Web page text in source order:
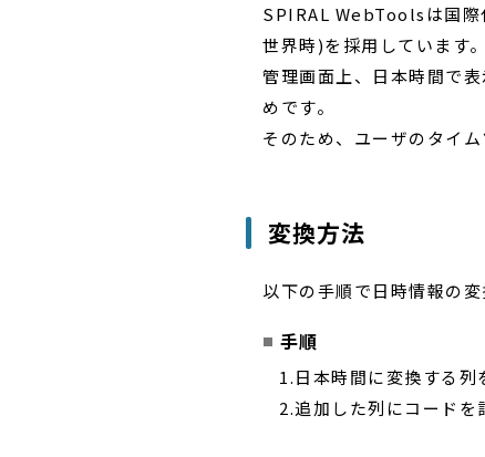
SPIRAL WebToolsは国際
世界時)を採用しています。
管理画面上、日本時間で
めです。
そのため、ユーザのタイ
変換方法
以下の手順で日時情報の変
手順
1.日本時間に変換する列
2.追加した列にコードを